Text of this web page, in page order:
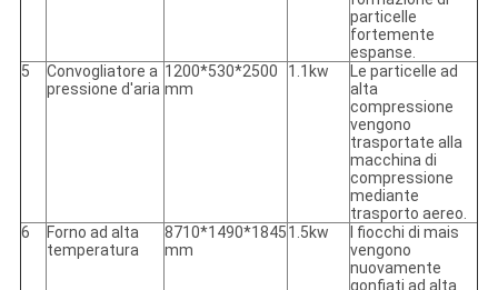
particelle
fortemente
espanse.
5
Convogliatore a
pressione d'aria
1200*530*2500
mm
1.1kw
Le particelle ad
alta
compressione
vengono
trasportate alla
macchina di
compressione
mediante
trasporto aereo.
6
Forno ad alta
temperatura
8710*1490*1845
mm
1.5kw
I fiocchi di mais
vengono
nuovamente
gonfiati ad alta